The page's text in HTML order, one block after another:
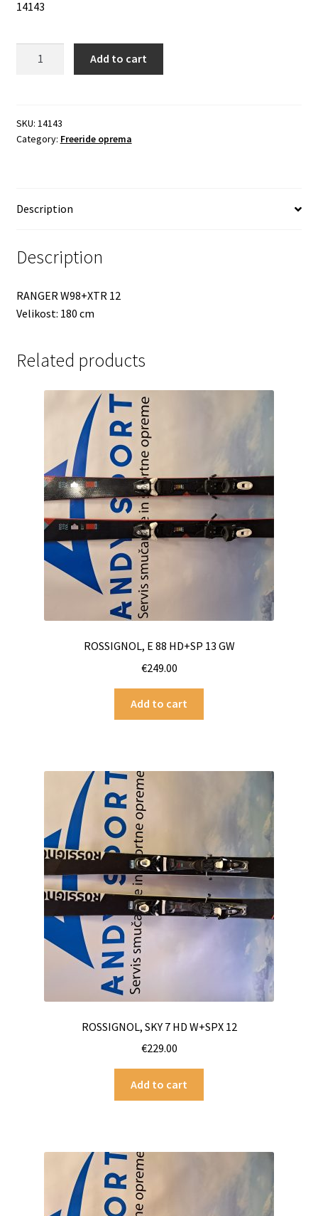
14143
Add to cart
SKU: 14143
Category: Freeride oprema
Description
Description
RANGER W98+XTR 12
Velikost: 180 cm
Related products
ROSSIGNOL, E 88 HD+SP 13 GW
€249.00
Add to cart
ROSSIGNOL, SKY 7 HD W+SPX 12
€229.00
Add to cart